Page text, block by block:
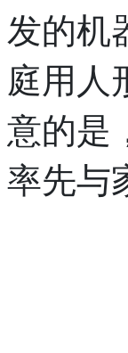
发的机
庭用人
意的是
率先与